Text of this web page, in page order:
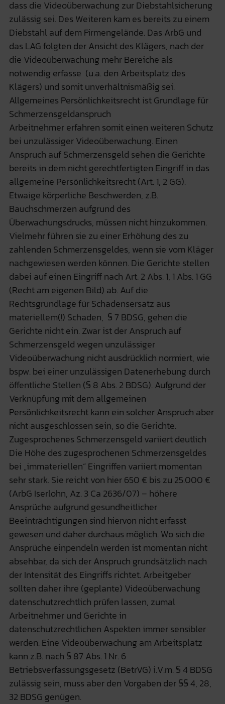
dass die Videoüberwachung zur Diebstahlsicherung
zulässig sei. Des Weiteren kam es bereits zu einem
Diebstahl auf dem Firmengelände. Das ArbG und
das LAG folgten der Ansicht des Klägers, nach der
die Videoüberwachung mehr Bereiche als
notwendig erfasse (u.a. den Arbeitsplatz des
Klägers) und somit unverhältnismäßig sei.
Allgemeines Persönlichkeitsrecht ist Grundlage für
Schmerzensgeldanspruch
Arbeitnehmer erfahren somit einen weiteren Schutz
bei unzulässiger Videoüberwachung. Einen
Anspruch auf Schmerzensgeld sehen die Gerichte
bereits in dem nicht gerechtfertigten Eingriff in das
allgemeine Persönlichkeitsrecht (Art. 1, 2 GG).
Etwaige körperliche Beschwerden, z.B.
Bauchschmerzen aufgrund des
Überwachungsdrucks, müssen nicht hinzukommen.
Vielmehr führen sie zu einer Erhöhung des zu
zahlenden Schmerzensgeldes, wenn sie vom Kläger
nachgewiesen werden können. Die Gerichte stellen
dabei auf einen Eingriff nach Art. 2 Abs. 1, 1 Abs. 1 GG
(Recht am eigenen Bild) ab. Auf die
Rechtsgrundlage für Schadensersatz aus
materiellem(!) Schaden, § 7 BDSG, gehen die
Gerichte nicht ein. Zwar ist der Anspruch auf
Schmerzensgeld wegen unzulässiger
Videoüberwachung nicht ausdrücklich normiert, wie
bspw. bei einer unzulässigen Datenerhebung durch
öffentliche Stellen (§ 8 Abs. 2 BDSG). Aufgrund der
Verknüpfung mit dem allgemeinen
Persönlichkeitsrecht kann ein solcher Anspruch aber
nicht ausgeschlossen sein, so die Gerichte.
Zugesprochenes Schmerzensgeld variiert deutlich
Die Höhe des zugesprochenen Schmerzensgeldes
bei „immateriellen“ Eingriffen variiert momentan
sehr stark. Sie reicht von hier 650 € bis zu 25.000 €
(ArbG Iserlohn, Az. 3 Ca 2636/07) – höhere
Ansprüche aufgrund gesundheitlicher
Beeinträchtigungen sind hiervon nicht erfasst
gewesen und daher durchaus möglich. Wo sich die
Ansprüche einpendeln werden ist momentan nicht
absehbar, da sich der Anspruch grundsätzlich nach
der Intensität des Eingriffs richtet. Arbeitgeber
sollten daher ihre (geplante) Videoüberwachung
datenschutzrechtlich prüfen lassen, zumal
Arbeitnehmer und Gerichte in
datenschutzrechtlichen Aspekten immer sensibler
werden. Eine Videoüberwachung am Arbeitsplatz
kann z.B. nach § 87 Abs. 1 Nr. 6
Betriebsverfassungsgesetz (BetrVG) i.V.m. § 4 BDSG
zulässig sein, muss aber den Vorgaben der §§ 4, 28,
32 BDSG genügen.